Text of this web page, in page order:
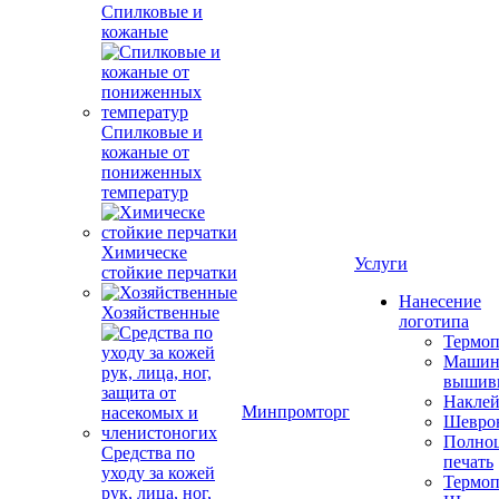
Спилковые и
кожаные
Спилковые и
кожаные от
пониженных
температур
Химическе
стойкие перчатки
Хозяйственные
Средства по
уходу за кожей
рук, лица, ног,
Минпромторг
Услуги
Нанесение
логотипа
печать